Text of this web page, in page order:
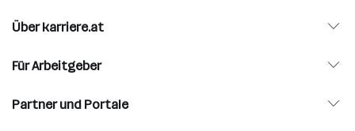
Über karriere.at
Für Arbeitgeber
Partner und Portale